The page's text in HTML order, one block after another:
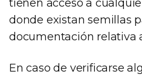
tienen acceso a
donde existan semillas
documentación relativa
En caso de verificarse